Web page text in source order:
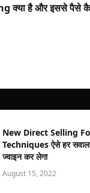
क्या है और इससे पैसे
New Direct Selling
Techniques ऐसे हर सवाल
ज्वाइन कर लेगा
August 15, 2022